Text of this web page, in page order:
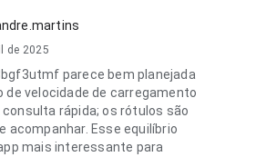
de 2025
parece bem planejada
de velocidade de carregamento
consulta rápida; os rótulos são
acompanhar. Esse equilíbrio
mais interessante para